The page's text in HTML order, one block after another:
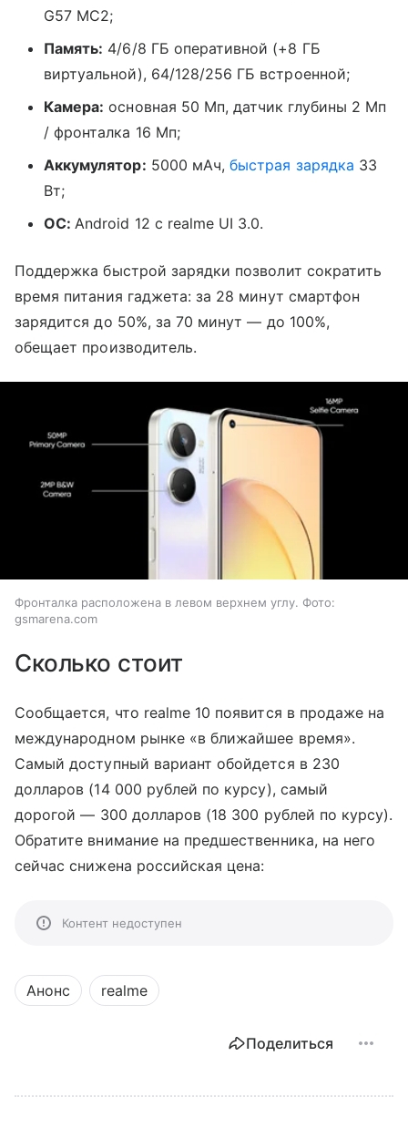
G57 MC2;
Память: 4/6/8 ГБ оперативной (+8 ГБ
виртуальной), 64/128/256 ГБ встроенной;
Камера: основная 50 Мп, датчик глубины 2 Мп
/ фронталка 16 Мп;
Аккумулятор: 5000 мАч,быстрая зарядка 33
Вт;
ОС: Android 12 с realme UI 3.0.
Поддержка быстрой зарядки позволит сократить
время питания гаджета: за 28 минут смартфон
зарядится до 50%, за 70 минут— до 100%,
обещает производитель.
Фронталка расположена в левом верхнем углу. Фото:
gsmarena.com
Сколько стоит
Сообщается, что realme 10 появится в продаже на
международном рынке «в ближайшее время».
Самый доступный вариант обойдется в 230
долларов (14 000 рублей по курсу), самый
дорогой— 300 долларов (18 300 рублей по курсу).
Обратите внимание на предшественника, на него
сейчас снижена российская цена:
Контент недоступен
Анонс realme
Поделиться